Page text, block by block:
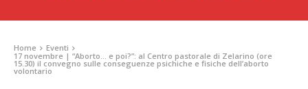
Home
Eventi
17 novembre | “Aborto… e poi?”: al Centro pastorale di Zelarino (ore
15.30) il convegno sulle conseguenze psichiche e fisiche dell’aborto
volontario